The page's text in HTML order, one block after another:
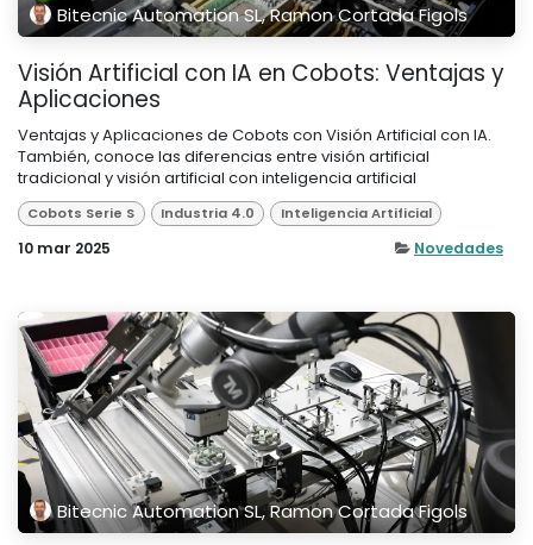
Bitecnic Automation SL, Ramon Cortada Figols
Visión Artificial con IA en Cobots: Ventajas y
Aplicaciones
Ventajas y Aplicaciones de Cobots con Visión Artificial con IA.
También, conoce las diferencias entre visión artificial
tradicional y visión artificial con inteligencia artificial
Cobots Serie S Industria 4.0 Inteligencia Artificial
10 mar 2025 Novedades
Bitecnic Automation SL, Ramon Cortada Figols